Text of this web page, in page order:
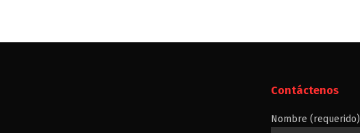
Contáctenos
Nombre (requerido)